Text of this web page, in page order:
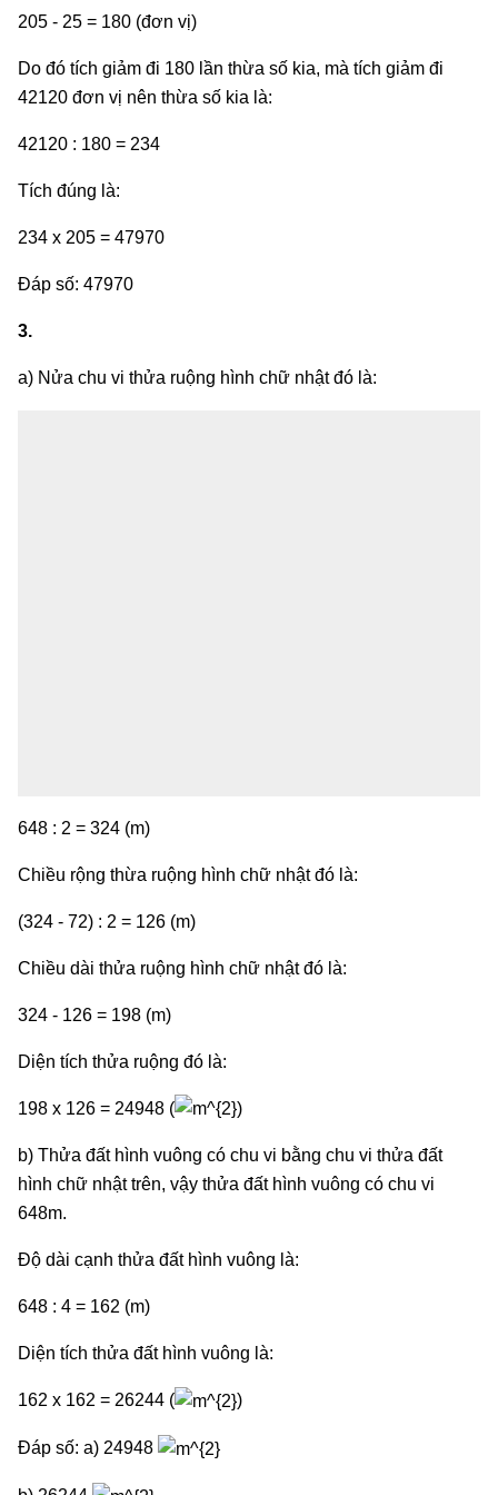
205 - 25 = 180 (đơn vị)
Do đó tích giảm đi 180 lần thừa số kia, mà tích giảm đi
42120 đơn vị nên thừa số kia là:
42120 : 180 = 234
Tích đúng là:
234 x 205 = 47970
Đáp số: 47970
3.
a) Nửa chu vi thửa ruộng hình chữ nhật đó là:
648 : 2 = 324 (m)
Chiều rộng thừa ruộng hình chữ nhật đó là:
(324 - 72) : 2 = 126 (m)
Chiều dài thửa ruộng hình chữ nhật đó là:
324 - 126 = 198 (m)
Diện tích thửa ruộng đó là:
198 x 126 = 24948 ( )
b) Thửa đất hình vuông có chu vi bằng chu vi thửa đất
hình chữ nhật trên, vậy thửa đất hình vuông có chu vi
648m.
Độ dài cạnh thửa đất hình vuông là:
648 : 4 = 162 (m)
Diện tích thửa đất hình vuông là:
162 x 162 = 26244 ( )
Đáp số: a) 24948